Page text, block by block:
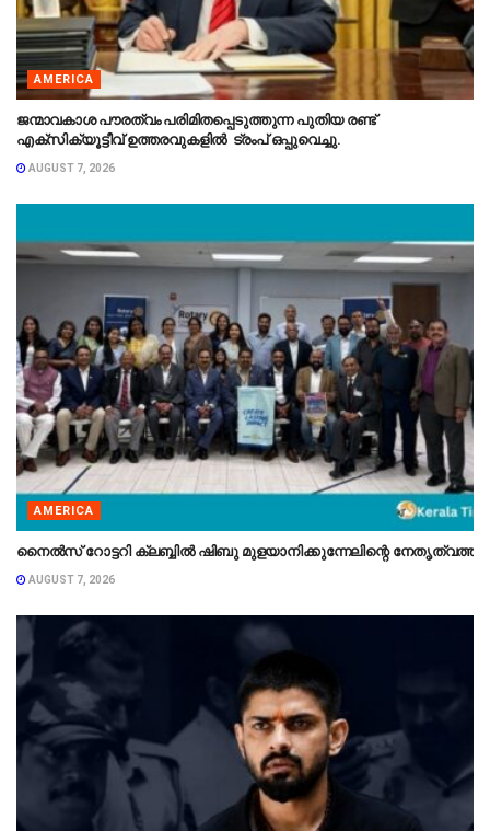
AMERICA
ജന്മാവകാശ പൗരത്വം പരിമിതപ്പെടുത്തുന്ന പുതിയ രണ്ട്
എക്സിക്യൂട്ടീവ് ഉത്തരവുകളിൽ ട്രംപ് ഒപ്പുവെച്ചു.
AUGUST 7, 2026
AMERICA
നൈൽസ് റോട്ടറി ക്ലബ്ബിൽ ഷിബു മുളയാനിക്കുന്നേലിന്റെ
AUGUST 7, 2026